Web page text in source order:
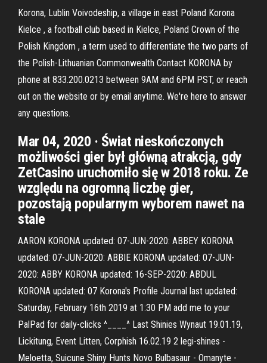
Korona, Lublin Voivodeship, a village in east Poland Korona
Kielce , a football club based in Kielce, Poland Crown of the
Polish Kingdom , a term used to differentiate the two parts of
the Polish-Lithuanian Commonwealth Contact KORONA by
phone at 833.200.0213 between 9AM and 6PM PST, or reach
out on the website or by email anytime. We're here to answer
any questions.
Mar 04, 2020 · Świat nieskończonych
możliwości gier był główną atrakcją, gdy
ZetCasino uruchomiło się w 2018 roku. Ze
względu na ogromną liczbę gier,
pozostają popularnym wyborem nawet na
stale
AARON KORONA updated: 07-JUN-2020: ABBEY KORONA
updated: 07-JUN-2020: ABBIE KORONA updated: 07-JUN-
2020: ABBY KORONA updated: 16-SEP-2020: ABDUL
KORONA updated: 07 Korona's Profile Journal last updated:
Saturday, February 16th 2019 at 1:30 PM add me to your
PalPad for daily-clicks ^____^ Last Shinies Wynaut 19.01.19,
Lickitung, Event Litten, Corphish 16.02.19 2 legi-shines -
Meloetta, Suicune Shiny Hunts Novo Bulbasaur - Omanyte -